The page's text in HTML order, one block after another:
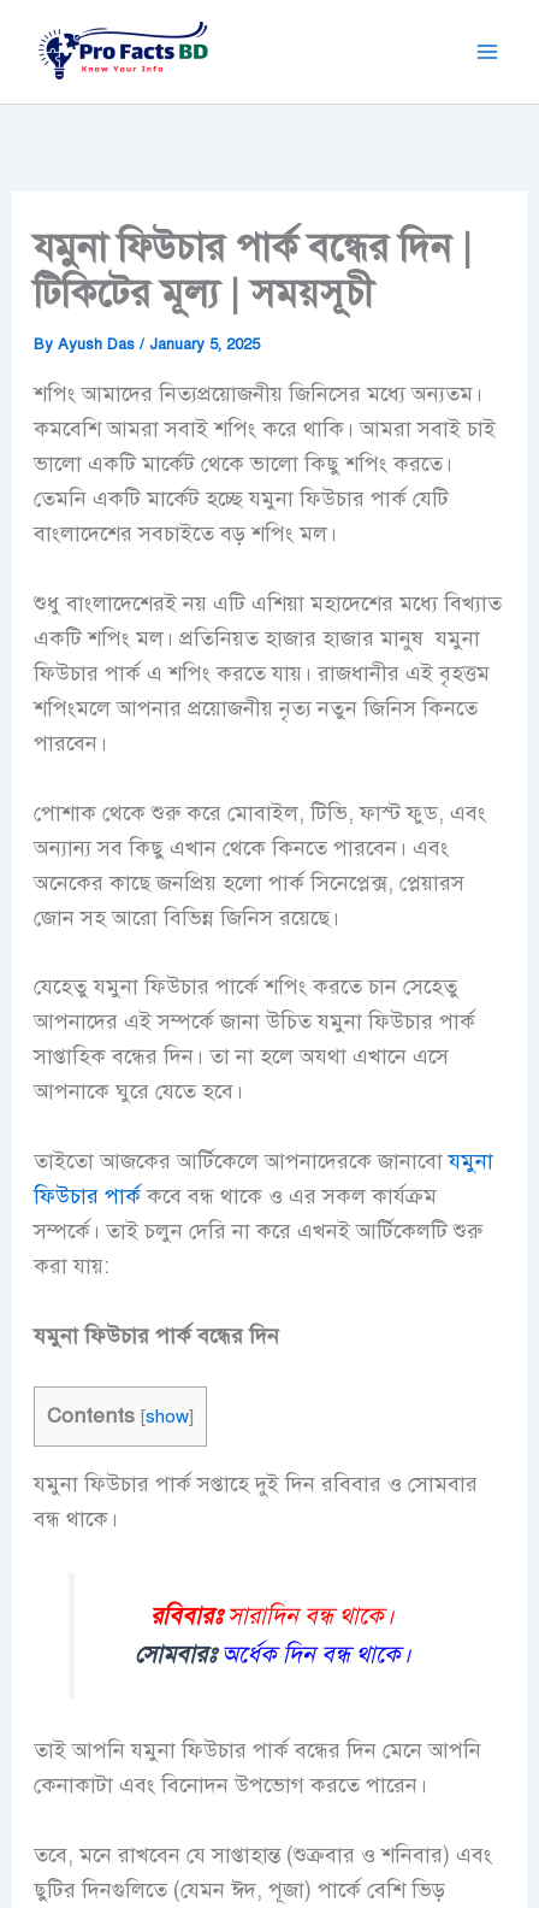
content
যমুনা ফিউচার পার্ক বন্ধের দিন |
টিকিটের মূল্য | সময়সূচী
By Ayush Das /January 5, 2025
শপিং আমাদের নিত্যপ্রয়োজনীয় জিনিসের মধ্যে অন্যতম।
কমবেশি আমরা সবাই শপিং করে থাকি। আমরা সবাই চাই
ভালো একটি মার্কেট থেকে ভালো কিছু শপিং করতে।
তেমনি একটি মার্কেট হচ্ছে যমুনা ফিউচার পার্ক যেটি
বাংলাদেশের সবচাইতে বড় শপিং মল।
শুধু বাংলাদেশেরই নয় এটি এশিয়া মহাদেশের মধ্যে বিখ্যাত
একটি শপিং মল। প্রতিনিয়ত হাজার হাজার মানুষ যমুনা
ফিউচার পার্ক এ শপিং করতে যায়। রাজধানীর এই বৃহত্তম
শপিংমলে আপনার প্রয়োজনীয় নৃত্য নতুন জিনিস কিনতে
পারবেন।
পোশাক থেকে শুরু করে মোবাইল, টিভি, ফাস্ট ফুড, এবং
অন্যান্য সব কিছু এখান থেকে কিনতে পারবেন। এবং
অনেকের কাছে জনপ্রিয় হলো পার্ক সিনেপ্লেক্স, প্লেয়ারস
জোন সহ আরো বিভিন্ন জিনিস রয়েছে।
যেহেতু যমুনা ফিউচার পার্কে শপিং করতে চান সেহেতু
আপনাদের এই সম্পর্কে জানা উচিত যমুনা ফিউচার পার্ক
সাপ্তাহিক বন্ধের দিন। তা না হলে অযথা এখানে এসে
আপনাকে ঘুরে যেতে হবে।
তাইতো আজকের আর্টিকেলে আপনাদেরকে জানাবোযমুনা
ফিউচার পার্ককবে বন্ধ থাকে ও এর সকল কার্যক্রম
সম্পর্কে। তাই চলুন দেরি না করে এখনই আর্টিকেলটি শুরু
করা যায়:
যমুনা ফিউচার পার্ক বন্ধের দিন
Contents [show]
যমুনা ফিউচার পার্ক সপ্তাহে দুই দিন রবিবার ও সোমবার
বন্ধ থাকে।
রবিবারঃসারাদিন বন্ধ থাকে।
সোমবারঃ অর্ধেক দিন বন্ধ থাকে।
তাই আপনি যমুনা ফিউচার পার্ক বন্ধের দিন মেনে আপনি
কেনাকাটা এবং বিনোদন উপভোগ করতে পারেন।
তবে, মনে রাখবেন যে সাপ্তাহান্ত (শুক্রবার ও শনিবার) এবং
ছুটির দিনগুলিতে (যেমন ঈদ, পূজা) পার্কে বেশি ভিড়